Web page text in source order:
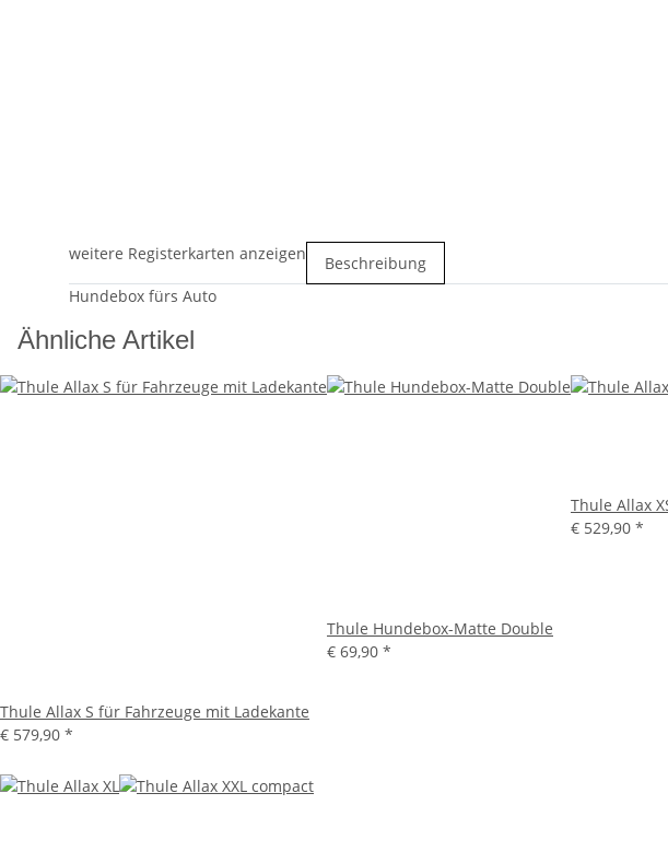
weitere Registerkarten anzeigen
Beschreibung
Hundebox fürs Auto
Ähnliche Artikel
Thule Allax S für Fahrzeuge mit Ladekante
€ 579,90 *
Thule Hundebox-Matte Double
€ 69,90 *
Thule Allax
€ 529,90 *